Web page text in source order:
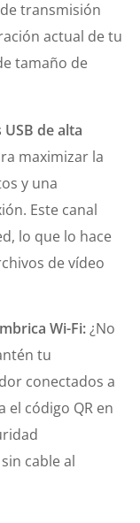
transmisión
actual de tu
tamaño de
de alta
maximizar la
y una
Este canal
lo que lo hace
de vídeo
Wi-Fi:¿No
tu
conectados a
el código QR en
cable al